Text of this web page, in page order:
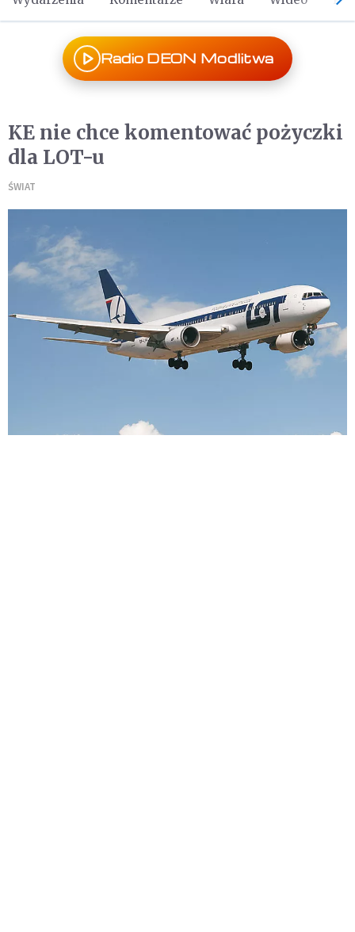
Radio DEON Modlitwa
KE nie chce komentować pożyczki
dla LOT-u
ŚWIAT